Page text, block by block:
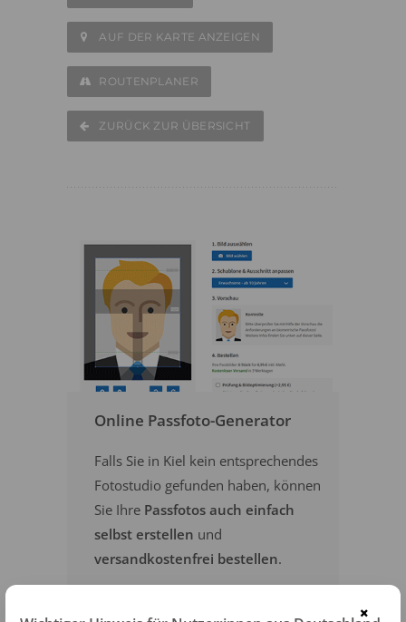
AUF DER KARTE ANZEIGEN
ROUTENPLANER
ZURÜCK ZUR ÜBERSICHT
Online Passfoto-Generator
Falls Sie in Kiel kein entsprechendes
Fotostudio gefunden haben, können
Sie Ihre Passfotos auch einfach
selbst erstellen und
versandkostenfrei bestellen.
×